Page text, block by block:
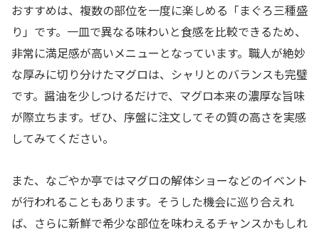
おすすめは、複数の部位を一度に楽しめる「まぐろ三種盛
り」です。一皿で異なる味わいと食感を比較できるため、
非常に満足感が高いメニューとなっています。職人が絶妙
な厚みに切り分けたマグロは、シャリとのバランスも完璧
です。醤油を少しつけるだけで、マグロ本来の濃厚な旨味
が際立ちます。ぜひ、序盤に注文してその質の高さを実感
してみてください。
また、なごやか亭ではマグロの解体ショーなどのイベント
が行われることもあります。そうした機会に巡り合えれ
ば、さらに新鮮で希少な部位を味わえるチャンスかもしれ